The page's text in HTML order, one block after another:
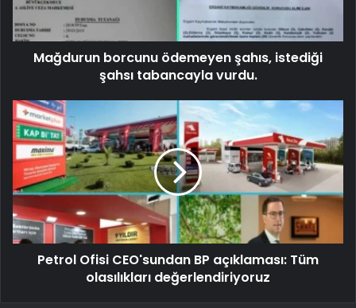
Mağdurun borcunu ödemeyen şahıs, istediği
şahsı tabancayla vurdu.
Petrol Ofisi CEO'sundan BP açıklaması: Tüm
olasılıkları değerlendiriyoruz